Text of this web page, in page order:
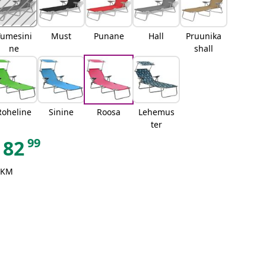
ne
Must Punane Hall
Pruunika
shall
Sinine Roosa
Lehemus
ter
8299